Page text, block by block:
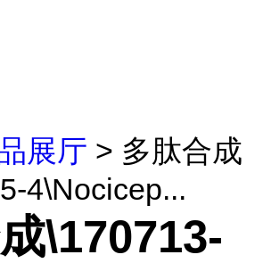
展厅 > 多肽合成
4\Nocicep...
\170713-